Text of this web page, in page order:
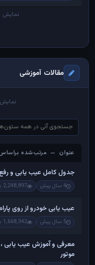
نمایش 1 تا 50 از 2,505 ردیف
مقالات آموزشی
نمایش
عنوان — مرتب‌شده براساس
جدول کامل عیب یابی و
4 سال پیش 2,248,897 بازدید
عیب یابی خودرو از روی
5 سال پیش 1,668,342 بازدید
معرفی و آموزش عیب یابی ،
موتور